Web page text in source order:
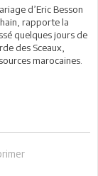
d’Eric Besson
rapporte la
quelques jours de
des Sceaux,
marocaines.